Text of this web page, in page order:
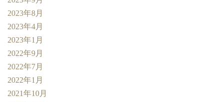
2023年8月
2023年4月
2023年1月
2022年9月
2022年7月
2022年1月
2021年10月